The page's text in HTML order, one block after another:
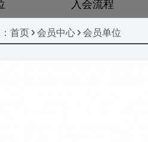
入会流程
首页 > 会员中心 > 会员单位